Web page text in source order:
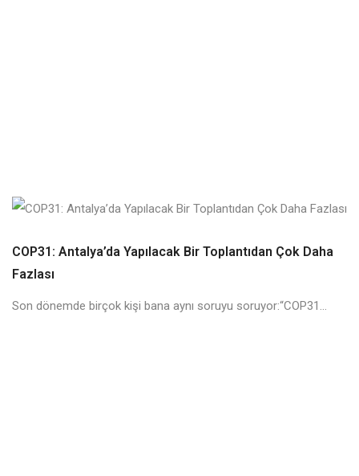
COP31: Antalya’da Yapılacak Bir Toplantıdan Çok Daha
Fazlası
Son dönemde birçok kişi bana aynı soruyu soruyor:“COP31...